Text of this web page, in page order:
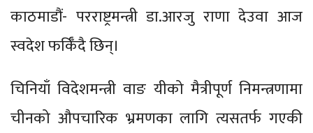
काठमाडौं- परराष्ट्रमन्त्री डा.आरजु राणा देउवा आज
स्वदेश फर्किँदै छिन्।
चिनियाँ विदेशमन्त्री वाङ यीको मैत्रीपूर्ण निमन्त्रणामा
चीनको औपचारिक भ्रमणका लागि त्यसतर्फ गएकी